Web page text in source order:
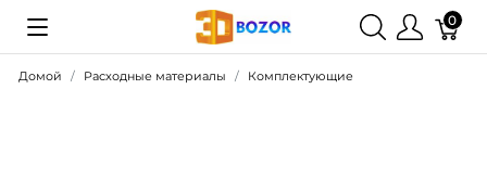
0
Домой Расходные материалы Комплектующие